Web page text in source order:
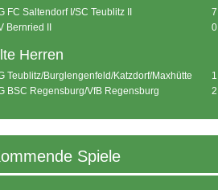
FC Saltendorf I/SC Teublitz II
7
Bernried II
0
Herren
Teublitz/Burglengenfeld/Katzdorf/Maxhütte
1
BSC Regensburg/VfB Regensburg
2
Spiele